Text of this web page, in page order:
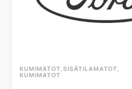
KUMIMATOT SISÄTILAMATOT
KUMIMATOT